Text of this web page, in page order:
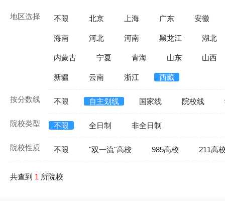
地区选择 不限 北京 上海 广东 安徽
海南 河北 河南 黑龙江 湖北
内蒙古 宁夏 青海 山东 山西
新疆 云南 浙江 西藏
按分数线 不限 自主划线 国家线 院校线
院校类型 不限 全日制 非全日制
院校性质 不限 "双一流"高校 985高校 211高
共查到 1 所院校